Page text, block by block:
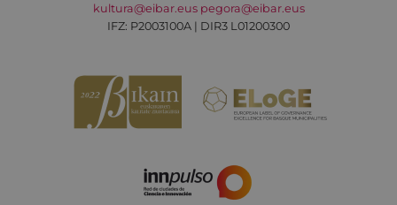
kultura@eibar.eus pegora@eibar.eus
IFZ: P2003100A | DIR3 L01200300